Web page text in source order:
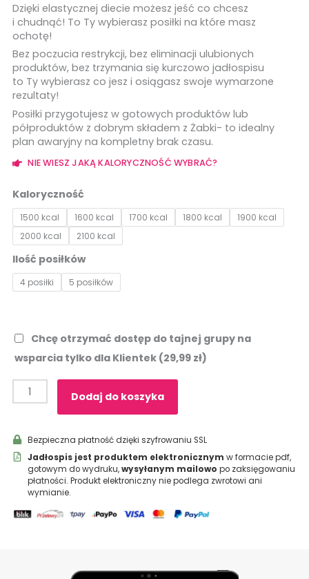
Dzięki elastycznej diecie możesz jeść co chcesz
i chudnąć! To Ty wybierasz posiłki na które masz
ochotę!
Bez poczucia restrykcji, bez eliminacji ulubionych
produktów, bez trzymania się kurczowo jadłospisu
to Ty wybierasz co jesz i osiągasz swoje wymarzone
rezultaty!
Posiłki przygotujesz w gotowych produktów lub
półproduktów z dobrym składem z Żabki- to idealny
plan awaryjny na kompletny brak czasu.
NIE WIESZ JAKĄ KALORYCZNOŚĆ WYBRAĆ?
Kaloryczność
1500 kcal 1600 kcal 1700 kcal 1800 kcal
1900 kcal
2000 kcal
2100 kcal
Ilość posiłków
4 posiłki 5 posiłków
Chcę otrzymać dostęp do tajnej grupy na
wsparcia tylko dla Klientek (29,99 zł)
Dieta
EKSPRESOWA
elastyczna
gotowymi
produktami
Dodaj do koszyka
Bezpieczna płatność dzięki szyfrowaniu SSL
Jadłospis jest produktem elektronicznym w formacie pdf,
gotowym do wydruku,wysyłanym mailowo po zaksięgowaniu
płatności. Produkt elektroniczny nie podlega zwrotowi ani
wymianie.